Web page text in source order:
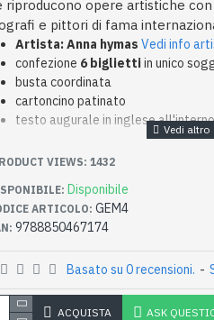
riproducono opere artistiche
e pittori di fama
Artista: Anna hymasVedi info
confezione 6 bigliettiin unico
busta coordinata
cartoncino patinato
testo augurale in inglese
Disponibile
ARTICOLO: GEM4
9788850467174
VIEWS: 1432
Basato su 0 recensioni. -
ACQUISTA ASK